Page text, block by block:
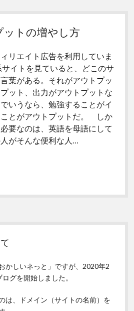
ットの増やし方
リエイト広告を利用していま
イトを見ていると、どこのサ
葉がある。それがアウトプッ
ット、出力がアウトプットな
いうなら、勉強することがイ
ことがアウトプットだ。 しか
要なのは、英語を母語にして
がそんな便利な人…
かしいネっと」ですが、2020年2
グを開始しました。
は、ドメイン（サイトの名前）を